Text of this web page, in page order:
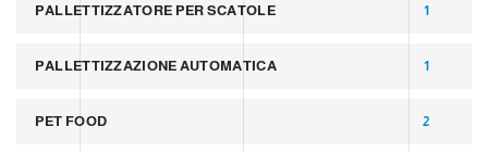
PALLETTIZZATORE PER SCATOLE 1
PALLETTIZZAZIONE AUTOMATICA 1
PET FOOD 2